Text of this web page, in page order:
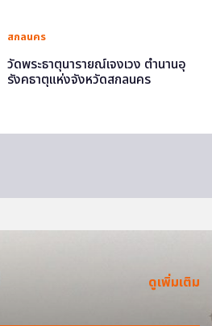
สกลนคร
วัดพระธาตุนารายณ์เจงเวง ตำนานอุ
รังคธาตุแห่งจังหวัดสกลนคร
ดูเพิ่มเติม